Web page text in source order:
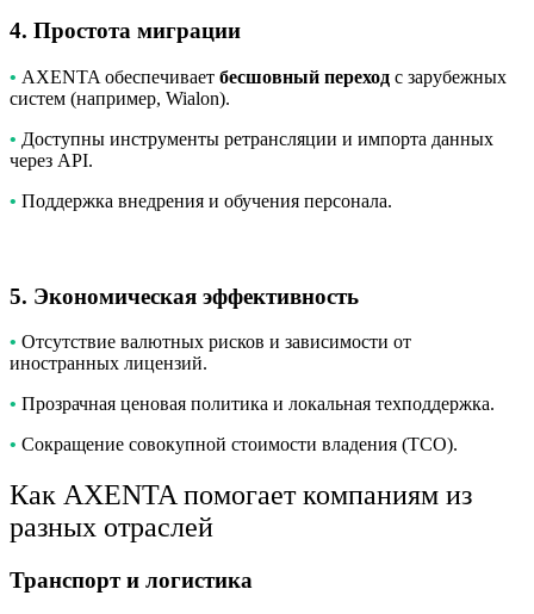
4. Простота миграции
• AXENTA обеспечивает бесшовный переход с зарубежных
систем (например, Wialon).
• Доступны инструменты ретрансляции и импорта данных
через API.
• Поддержка внедрения и обучения персонала.
5. Экономическая эффективность
• Отсутствие валютных рисков и зависимости от
иностранных лицензий.
• Прозрачная ценовая политика и локальная техподдержка.
• Сокращение совокупной стоимости владения (TCO).
Как AXENTA помогает компаниям из
разных отраслей
Транспорт и логистика